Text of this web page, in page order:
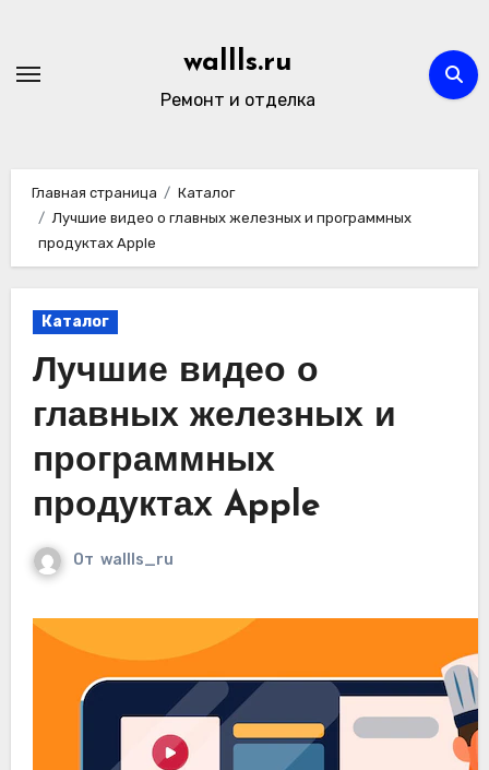
содержимому
wallls.ru
Ремонт и отделка
Главная страница
Каталог
Лучшие видео о главных железных и программных
продуктах Apple
Каталог
Лучшие видео о
главных железных и
программных
продуктах Apple
От wallls_ru